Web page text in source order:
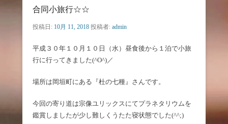
合同小旅行☆☆
投稿日: 10月 11, 2018 投稿者: admin
平成３０年１０月１０日（水）昼食後から１泊で小旅
行に行ってきました(^O^)／
場所は岡垣町にある『杜の七種』さんです。
今回の寄り道は宗像ユリックスにてプラネタリウムを
鑑賞しましたが少し難しくうたた寝状態でした(^^;)